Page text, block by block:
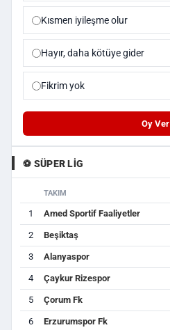
Kısmen iyileşme olur
Hayır, daha kötüye gider
Fikrim yok
Oy Ver
⚽ SÜPER LIG
TAKIM
1 Amed Sportif Faaliyetler
2 Beşiktaş
3 Alanyaspor
4 Çaykur Rizespor
5 Çorum Fk
6 Erzurumspor Fk